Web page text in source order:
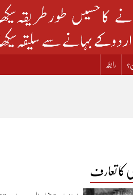
رابطہ
کا تعارف